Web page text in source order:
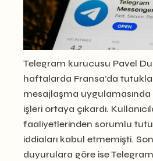
Telegram kurucusu Pavel
haftalarda Fransa’da
mesajlaşma uygulamasında
işleri ortaya çıkardı.
faaliyetlerinden sorumlu
iddiaları kabul etmemişti.
duyurulara göre ise